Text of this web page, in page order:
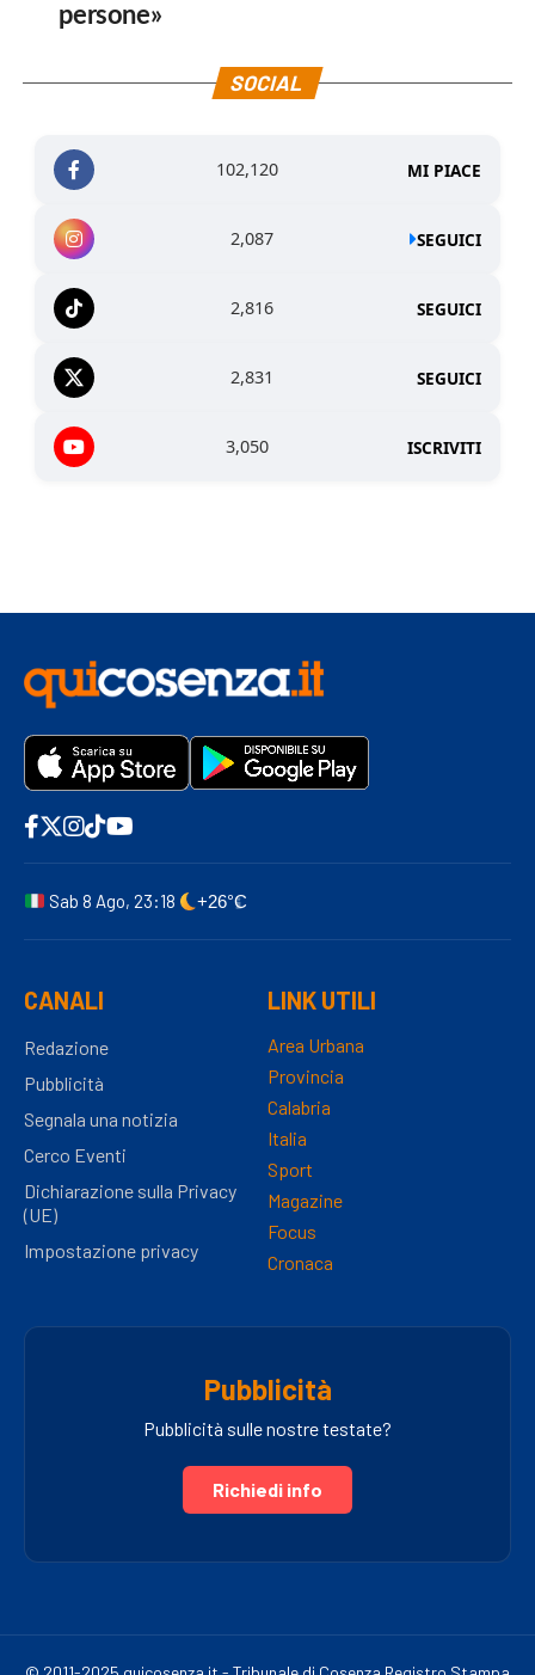
persone»
SOCIAL
102,120 MI PIACE
2,087 SEGUICI
2,816 SEGUICI
2,831 SEGUICI
3,050 ISCRIVITI
Sab 8 Ago, 23:18 +26°C
CANALI
Redazione
Pubblicità
Segnala una notizia
Cerco Eventi
Dichiarazione sulla Privacy
(UE)
Impostazione privacy
LINK UTILI
Area Urbana
Provincia
Calabria
Italia
Sport
Magazine
Focus
Cronaca
Pubblicità
Pubblicità sulle nostre testate?
Richiedi info